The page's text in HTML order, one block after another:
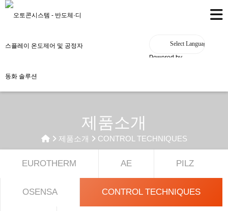
Powered by
제품소개
제품소개 CONTROL TECHNIQUES
EUROTHERM AE PILZ
OSENSA CONTROL TECHNIQUES